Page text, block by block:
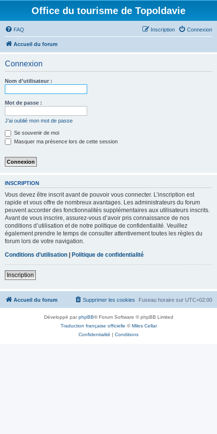
Office du tourisme de Topoldavie
FAQ Connexion
Inscription
Accueil du forum
Connexion
Nom d’utilisateur :
Mot de passe :
J’ai oublié mon mot de passe
Se souvenir de moi
Masquer ma présence lors de cette session
INSCRIPTION
Vous devez être inscrit avant de pouvoir vous connecter. L’inscription est
rapide et vous offre de nombreux avantages. Les administrateurs du forum
peuvent accorder des fonctionnalités supplémentaires aux utilisateurs inscrits.
Avant de vous inscrire, assurez-vous d’avoir pris connaissance de nos
conditions d’utilisation et de notre politique de confidentialité. Veuillez
également prendre le temps de consulter attentivement toutes les règles du
forum lors de votre navigation.
Conditions d’utilisation | Politique de confidentialité
Inscription
Accueil du forum Fuseau horaire sur UTC+02:00
Supprimer les cookies
Développé parphpBB® Forum Software © phpBB Limited
Traduction française officielle ©Miles Cellar
Confidentialité | Conditions